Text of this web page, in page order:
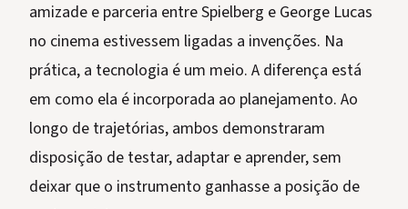
amizade e parceria entre Spielberg e George Lucas
no cinema estivessem ligadas a invenções. Na
prática, a tecnologia é um meio. A diferença está
em como ela é incorporada ao planejamento. Ao
longo de trajetórias, ambos demonstraram
disposição de testar, adaptar e aprender, sem
deixar que o instrumento ganhasse a posição de